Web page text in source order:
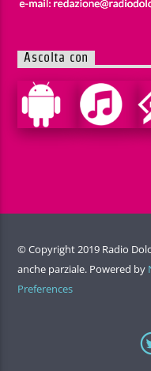
Ascolta con
© Copyright 2019 Radio
anche parziale. Powered by
Preferences